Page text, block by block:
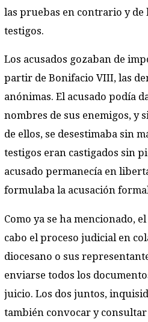
las pruebas en contrario y de
testigos.
Los acusados gozaban de
partir de Bonifacio VIII, las
anónimas. El acusado podía
nombres de sus enemigos, y
de ellos, se desestimaba sin
testigos eran castigados sin
acusado permanecía en
formulaba la acusación
Como ya se ha mencionado,
cabo el proceso judicial en
diocesano o sus
enviarse todos los
juicio. Los dos juntos,
también convocar y